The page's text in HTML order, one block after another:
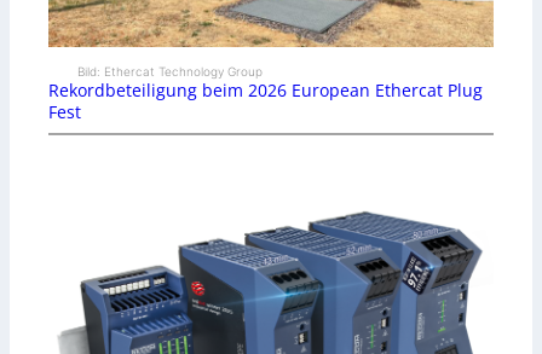
Bild: Ethercat Technology Group
Rekordbeteiligung beim 2026 European Ethercat Plug
Fest